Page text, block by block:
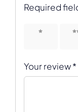
Required
1 of 5 2
Your review*